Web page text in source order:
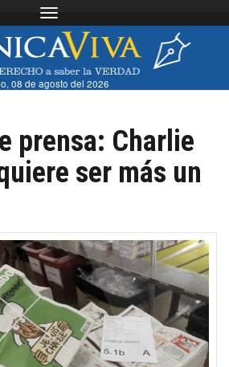
Toggle navigation
08 de agosto del 2026
prensa: Charlie
ser más un